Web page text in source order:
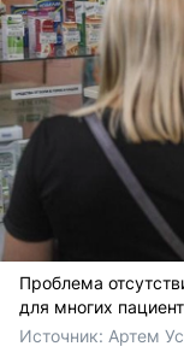
Проблема
для многих
Источник: Артем